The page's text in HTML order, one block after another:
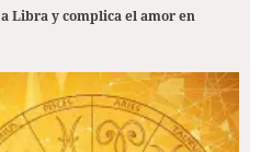
Libra y complica el amor en